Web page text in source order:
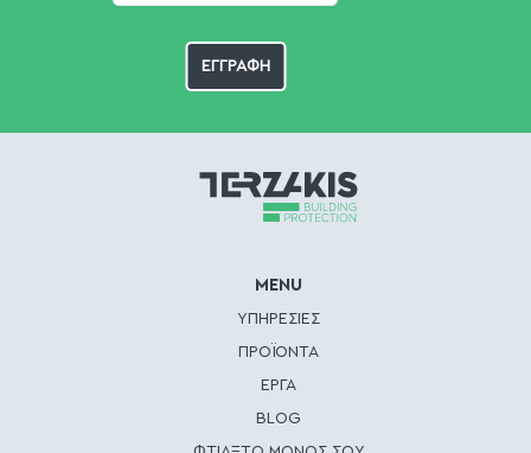
MENU
ΥΠΗΡΕΣΙΕΣ
ΠΡΟΪΟΝΤΑ
ΕΡΓΑ
BLOG